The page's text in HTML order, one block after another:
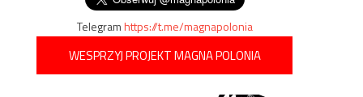
Telegramhttps://t.me/magnapolonia
WESPRZYJ PROJEKT MAGNA POLONIA